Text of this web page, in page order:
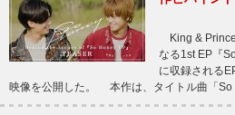
King &
なる1st EP『
に収録される
映像を公開した。 本作は、タイトル曲「